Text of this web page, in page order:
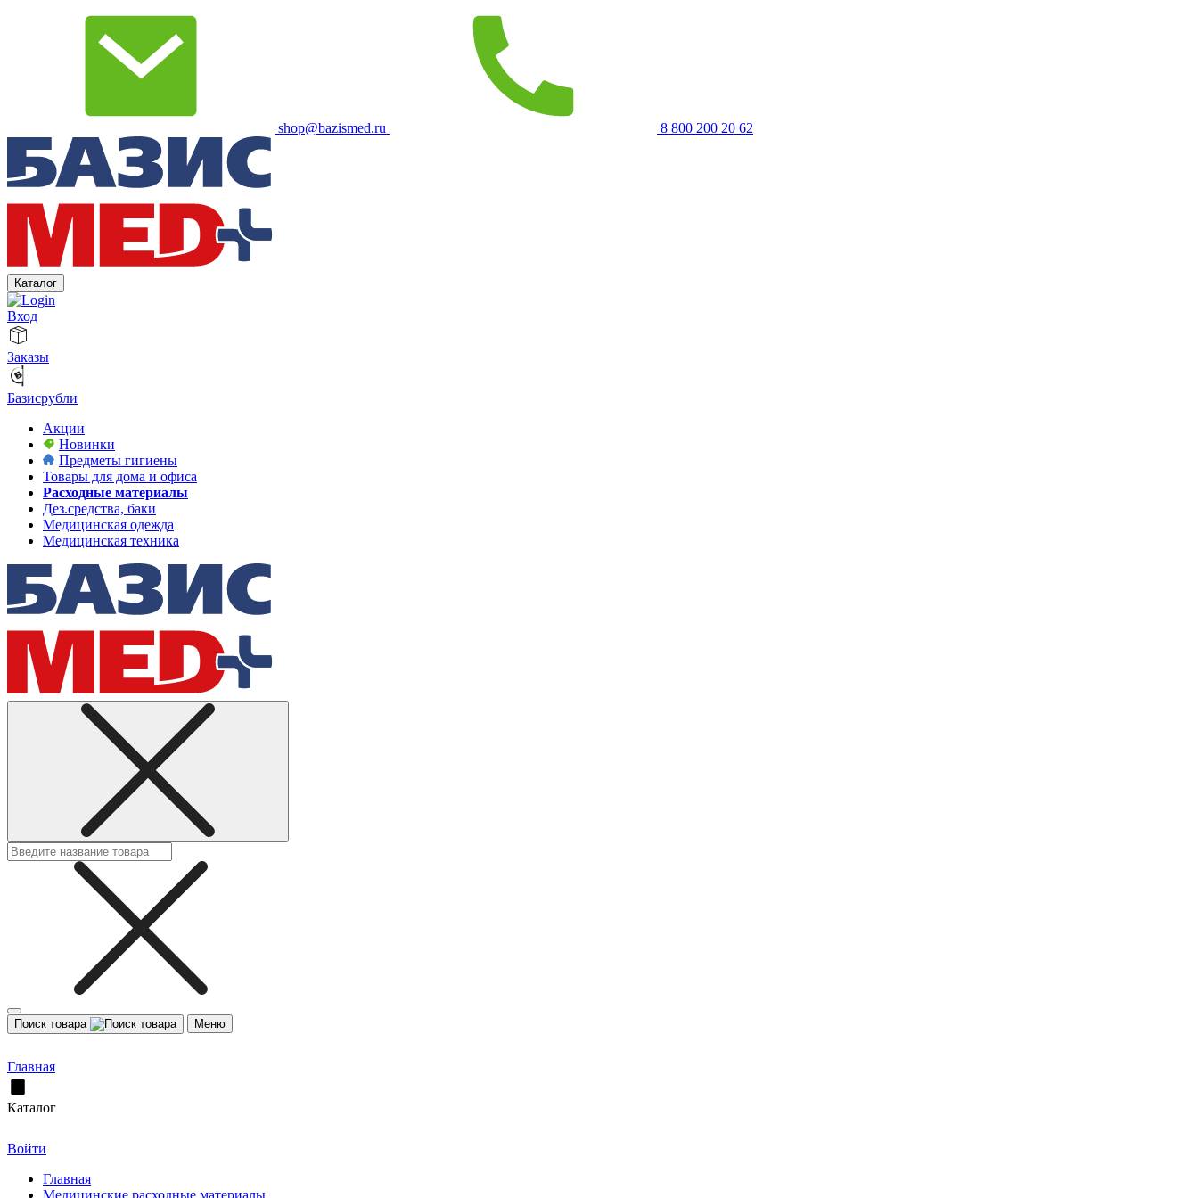
shop@bazismed.ru 8 800 200 20 62
Каталог
Вход
Заказы
Базисрубли
Акции
Новинки
Предметы гигиены
Товары для дома и офиса
Расходные материалы
Дез.средства, баки
Медицинская одежда
Медицинская техника
Поиск товара Меню
Главная
Каталог
Войти
Главная
Медицинские расходные материалы